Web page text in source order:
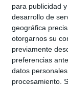
para publicidad
desarrollo de
geográfica
otorgarnos su
previamente
preferencias
datos
procesamiento.